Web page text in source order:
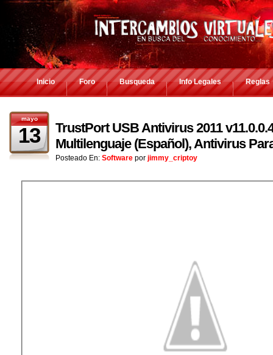
Inicio Foro Busqueda Info Legales Reglas
mayo
13
TrustPort USB Antivirus 2011
Multilenguaje (Español), Antivirus
Posteado En: Software por jimmy_criptoy